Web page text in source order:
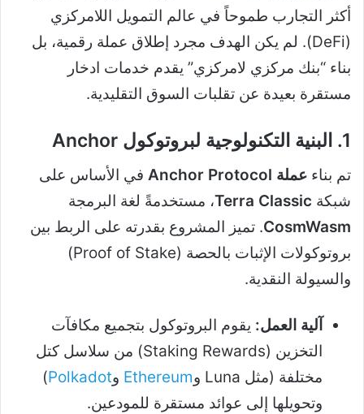
أكثر التجارب طموحاً في عالم التمويل اللامركزي
(DeFi). لم يكن الهدف مجرد إطلاق عملة رقمية، بل
بناء “بنك مركزي لامركزي” يقدم خدمات ادخار
مستقرة بعيدة عن تقلبات السوق التقليدية.
1. البنية التكنولوجية لبروتوكول Anchor
تم بناء عملة Anchor Protocol
في الأساس على
شبكة Terra Classic، مستخدمةً لغة البرمجة
CosmWasm. تميز المشروع بقدرته على الربط بين
بروتوكولات الإثبات بالحصة (Proof of Stake)
والسيولة النقدية.
آلية العمل: يقوم البروتوكول بتجميع مكافآت
التخزين (Staking Rewards) من سلاسل كتل
مختلفة (مثل Luna و
Ethereum وPolkadot
)
وتحويلها إلى عوائد مستقرة للمودعين.